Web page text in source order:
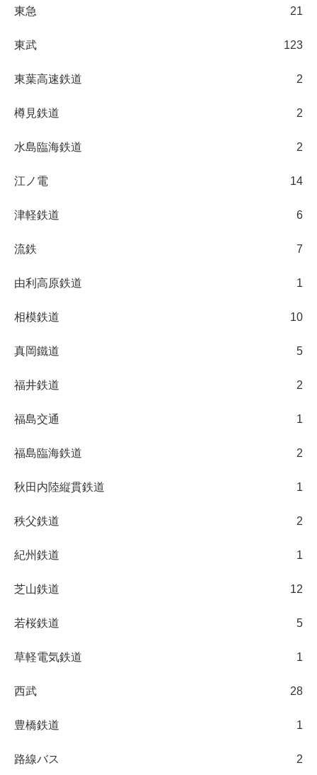
東急 21
東武 123
東葉高速鉄道 2
樽見鉄道 2
水島臨海鉄道 2
江ノ電 14
津軽鉄道 6
流鉄 7
由利高原鉄道 1
相模鉄道 10
真岡鐵道 5
福井鉄道 2
福島交通 1
福島臨海鉄道 2
秋田内陸縦貫鉄道 1
秩父鉄道 2
紀州鉄道 1
芝山鉄道 12
若桜鉄道 5
草軽電気鉄道 1
西武 28
豊橋鉄道 1
路線バス 2